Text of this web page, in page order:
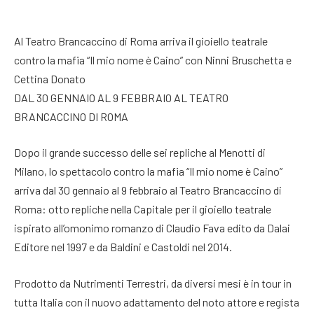
Al Teatro Brancaccino di Roma arriva il gioiello teatrale
contro la mafia “Il mio nome è Caino” con Ninni Bruschetta e
Cettina Donato
DAL 30 GENNAIO AL 9 FEBBRAIO AL TEATRO
BRANCACCINO DI ROMA
Dopo il grande successo delle sei repliche al Menotti di
Milano, lo spettacolo contro la mafia “Il mio nome è Caino”
arriva dal 30 gennaio al 9 febbraio al Teatro Brancaccino di
Roma: otto repliche nella Capitale per il gioiello teatrale
ispirato all’omonimo romanzo di Claudio Fava edito da Dalai
Editore nel 1997 e da Baldini e Castoldi nel 2014.
Prodotto da Nutrimenti Terrestri, da diversi mesi è in tour in
tutta Italia con il nuovo adattamento del noto attore e regista